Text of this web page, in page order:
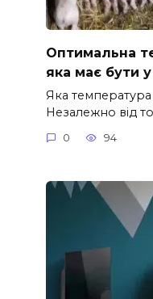
Оптимальна
яка має бути
Яка температура
Незалежно від
0 94